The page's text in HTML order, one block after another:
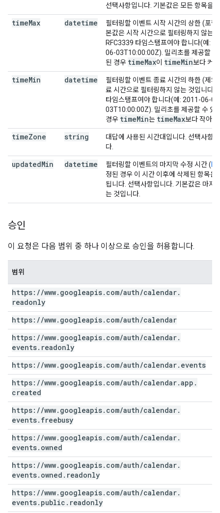
선택사항입니다. 기본값은 모든 항목을
timeMax datetime
필터링할 이벤트 시작 시간의 상한 (포
본값은 시작 시간으로 필터링하지 않는
RFC3339 타임스탬프여야 합니다(예:
06-03T10:00:00Z). 밀리초를 제공할
된 경우 timeMax이 timeMin보다 커
timeMin datetime
필터링할 이벤트 종료 시간의 하한 (제
료 시간으로 필터링하지 않는 것입니다.
타임스탬프여야 합니다(예: 2011-06-
03T10:00:00Z). 밀리초를 제공할 수 있
경우 timeMin는 timeMax보다 작아야
timeZone string
대답에 사용된 시간대입니다. 선택사항
다.
updatedMin datetime 필터링할 이벤트의 마지막 수정 시간 (
정된 경우 이 시간 이후에 삭제된 항목은
됩니다. 선택사항입니다. 기본값은 마지
는 것입니다.
승인
이 요청은 다음 범위 중 하나 이상으로 승인을 허용합니다.
범위
https: //www. googleapis. com/auth/calendar.
readonly
https: //www. googleapis. com/auth/calendar
https: //www. googleapis. com/auth/calendar.
events. readonly
https: //www. googleapis. com/auth/calendar. events
https: //www. googleapis. com/auth/calendar.app .
created
https: //www. googleapis. com/auth/calendar.
events. freebusy
https: //www. googleapis. com/auth/calendar.
events. owned
https: //www. googleapis. com/auth/calendar.
events. owned . readonly
https: //www. googleapis. com/auth/calendar.
events. public . readonly